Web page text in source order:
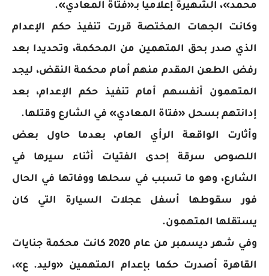
محمد»، الشهيرة إعلاميا بـ«فتاة المعادي».
وكانت الجهات المختصة قررت تنفيذ حكم الإعدام
الذي صدر بحق المتهمين من المحكمة، وتحديدا بعد
رفض الطعن المقدم منهم أمام محكمة النقض، ليجد
المتهمون أنفسهم أمام تنفيذ حكم الإعدام، بعد
إدانتهم بسحل «فتاة المعادي» في الشارع وقتلها.
وأثارت الواقعة الرأي العام، بعدما حاول بعض
اللصوص سرقة إحدى الفتيات أثناء سيرها في
الشارع، وهو ما تسبب في سحلها ووفاتها في الحال
فور سقوطها أسفل عجلات السيارة التي كان
يستقلها المتهمون.
وفي شهر ديسمبر من عام 2020 كانت محكمة جنايات
القاهرة أصدرت حكما بإعدام المتهمين «وليد. ع»،